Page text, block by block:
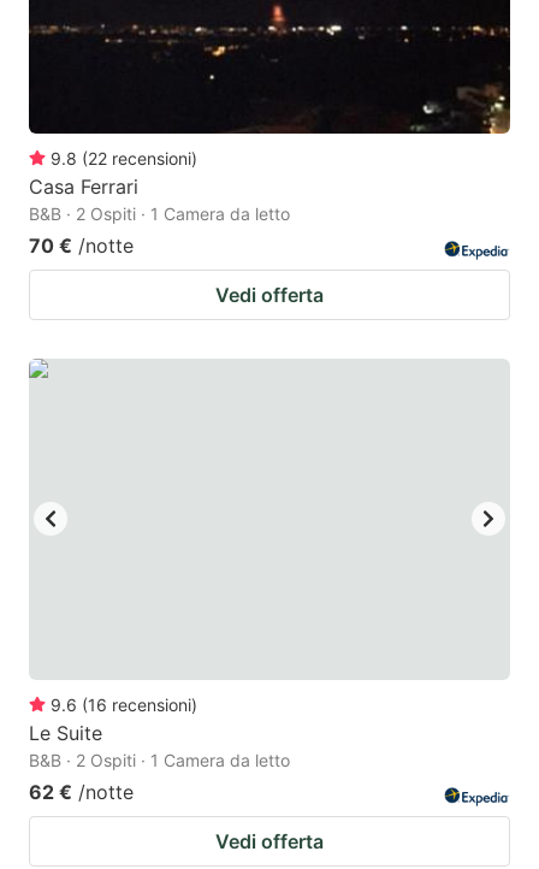
9.8 (22 recensioni)
Casa Ferrari
B&B · 2 Ospiti · 1 Camera da letto
70 € /notte
Vedi offerta
9.6 (16 recensioni)
Le Suite
B&B · 2 Ospiti · 1 Camera da letto
62 € /notte
Vedi offerta